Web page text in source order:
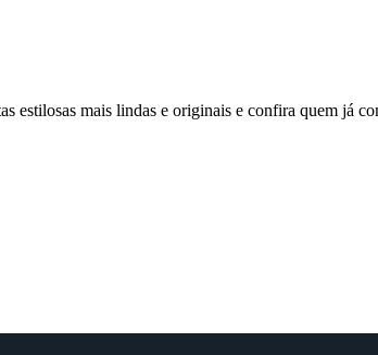
estilosas mais lindas e originais e confira quem já